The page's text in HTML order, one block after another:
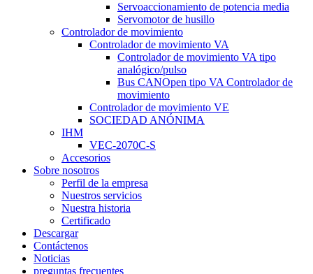
Servoaccionamiento de potencia media
Servomotor de husillo
Controlador de movimiento
Controlador de movimiento VA
Controlador de movimiento VA tipo
analógico/pulso
Bus CANOpen tipo VA Controlador de
movimiento
Controlador de movimiento VE
SOCIEDAD ANÓNIMA
IHM
VEC-2070C-S
Accesorios
Sobre nosotros
Perfil de la empresa
Nuestros servicios
Nuestra historia
Certificado
Descargar
Contáctenos
Noticias
preguntas frecuentes